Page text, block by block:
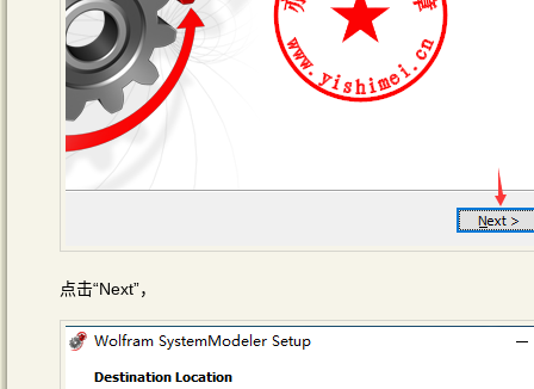
点击“Next”，